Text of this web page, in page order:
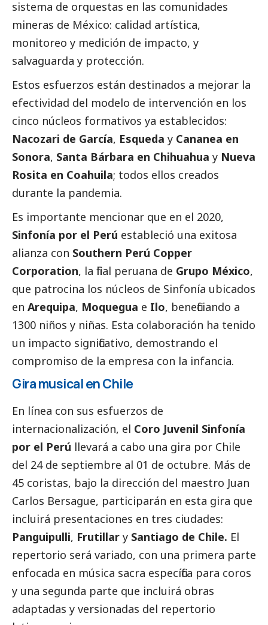
sistema de orquestas en las comunidades
mineras de México: calidad artística,
monitoreo y medición de impacto, y
salvaguarda y protección.
Estos esfuerzos están destinados a mejorar la
efectividad del modelo de intervención en los
cinco núcleos formativos ya establecidos:
Nacozari de García, Esqueda y Cananea en
Sonora, Santa Bárbara en Chihuahua y Nueva
Rosita en Coahuila; todos ellos creados
durante la pandemia.
Es importante mencionar que en el 2020,
Sinfonía por el Perú estableció una exitosa
alianza con Southern Perú Copper
Corporation, la filial peruana de Grupo México,
que patrocina los núcleos de Sinfonía ubicados
en Arequipa, Moquegua e Ilo, beneficiando a
1300 niños y niñas. Esta colaboración ha tenido
un impacto significativo, demostrando el
compromiso de la empresa con la infancia.
Gira musical en Chile
En línea con sus esfuerzos de
internacionalización, el Coro Juvenil Sinfonía
por el Perú llevará a cabo una gira por Chile
del 24 de septiembre al 01 de octubre. Más de
45 coristas, bajo la dirección del maestro Juan
Carlos Bersague, participarán en esta gira que
incluirá presentaciones en tres ciudades:
Panguipulli, Frutillar y Santiago de Chile. El
repertorio será variado, con una primera parte
enfocada en música sacra específica para coros
y una segunda parte que incluirá obras
adaptadas y versionadas del repertorio